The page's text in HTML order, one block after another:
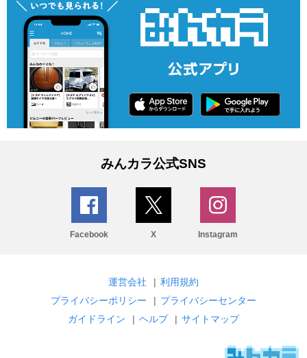
みんカラ公式SNS
Facebook X Instagram
運営会社 | 利用規約
プライバシーポリシー
| プライバシーセンター
ガイドライン
| ヘルプ | サイトマップ